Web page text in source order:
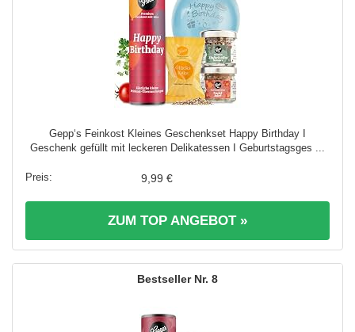
Gepp‘s Feinkost Kleines Geschenkset Happy Birthday I
Geschenk gefüllt mit leckeren Delikatessen I Geburtstagsges ...
9,99 €
ZUM TOP ANGEBOT »
8